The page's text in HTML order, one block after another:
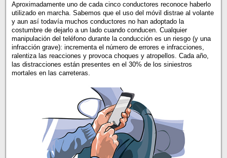
Aproximadamente uno de cada cinco conductores reconoce haberlo
utilizado en marcha. Sabemos que el uso del móvil distrae al volante
y aun así todavía muchos conductores no han adoptado la
costumbre de dejarlo a un lado cuando conducen. Cualquier
manipulación del teléfono durante la conducción es un riesgo (y una
infracción grave): incrementa el número de errores e infracciones,
ralentiza las reacciones y provoca choques y atropellos. Cada año,
las distracciones están presentes en el 30% de los siniestros
mortales en las carreteras.